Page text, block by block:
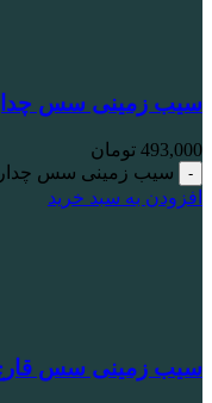
سیب زمینی سس
493,000 تومان
سیب زمینی سس
افزودن به سبد خرید
سیب زمینی سس